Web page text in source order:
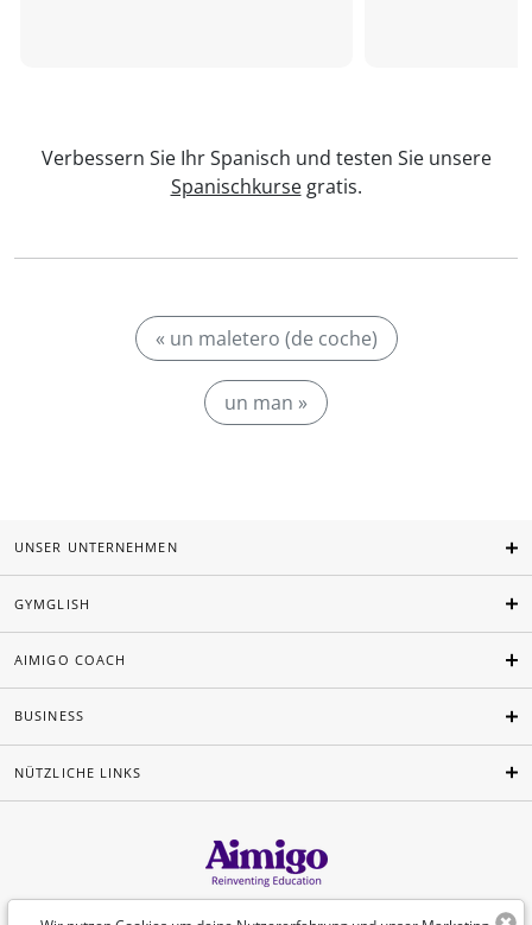
Verbessern Sie Ihr Spanisch und testen Sie unsere
Spanischkursegratis.
« un maletero (de coche)
un man »
UNSER UNTERNEHMEN
GYMGLISH
AIMIGO COACH
BUSINESS
NÜTZLICHE LINKS